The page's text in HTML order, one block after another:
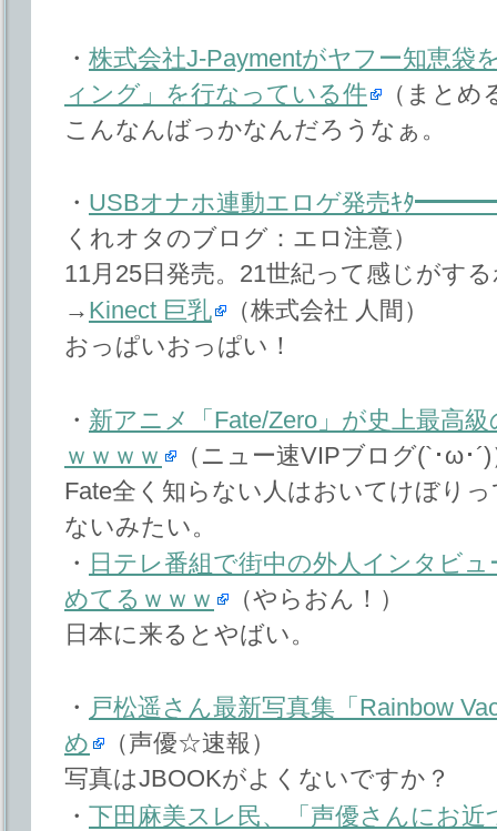
・ 株式会社J-Paymentがヤフー知恵袋
ィング」を行なっている件
（まとめ
こんなんばっかなんだろうなぁ。
・ USBオナホ連動エロゲ発売ｷﾀ
くれオタのブログ：エロ注意）
11月25日発売。21世紀って感じがす
→ Kinect 巨乳
（株式会社 人間）
おっぱいおっぱい！
・ 新アニメ「Fate/Zero」が史上最高
ｗｗｗｗ
（ニュー速VIPブログ(`･ω･
Fate全く知らない人はおいてけぼり
ないみたい。
・ 日テレ番組で街中の外人インタビ
めてるｗｗｗ
（やらおん！）
日本に来るとやばい。
・ 戸松遥さん最新写真集「Rainbow
め
（声優☆速報）
写真はJBOOKがよくないですか？
・ 下田麻美スレ民、「声優さんにお